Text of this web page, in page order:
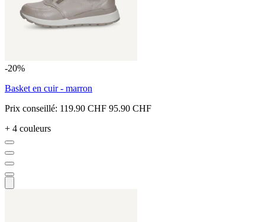
-20%
Basket en cuir - marron
Prix conseillé: 119.90 CHF 95.90 CHF
+ 4 couleurs